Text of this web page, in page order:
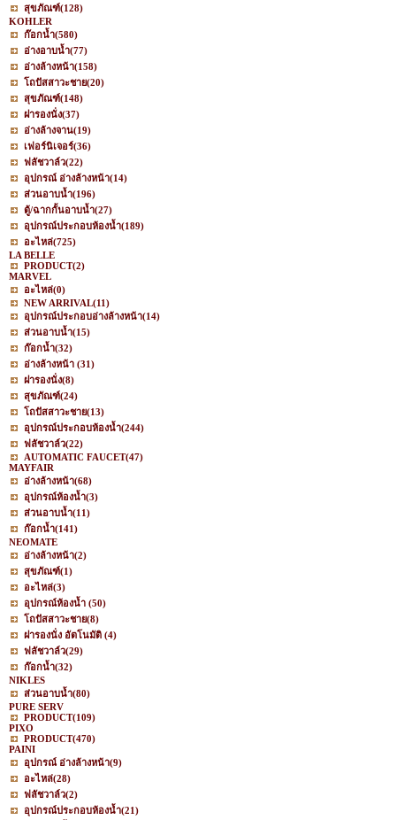
สุขภัณฑ์(128)
KOHLER
ก๊อกน้ำ(580)
อ่างอาบน้ำ(77)
อ่างล้างหน้า(158)
โถปัสสาวะชาย(20)
สุขภัณฑ์(148)
ฝารองนั่ง(37)
อ่างล้างจาน(19)
เฟอร์นิเจอร์(36)
ฟลัชวาล์ว(22)
อุปกรณ์ อ่างล้างหน้า(14)
ส่วนอาบน้ำ(196)
ตู้/ฉากกั้นอาบน้ำ(27)
อุปกรณ์ประกอบห้องน้ำ(189)
อะไหล่(725)
LA BELLE
PRODUCT(2)
MARVEL
อะไหล่(0)
NEW ARRIVAL(11)
อุปกรณ์ประกอบอ่างล้างหน้า(14)
ส่วนอาบน้ำ(15)
ก๊อกน้ำ(32)
อ่างล้างหน้า (31)
ฝารองนั่ง(8)
สุขภัณฑ์(24)
โถปัสสาวะชาย(13)
อุปกรณ์ประกอบห้องน้ำ(244)
ฟลัชวาล์ว(22)
AUTOMATIC FAUCET(47)
MAYFAIR
อ่างล้างหน้า(68)
อุปกรณ์ห้องน้ำ(3)
ส่วนอาบน้ำ(11)
ก๊อกน้ำ(141)
NEOMATE
อ่างล้างหน้า(2)
สุขภัณฑ์(1)
อะไหล่(3)
อุปกรณ์ห้องน้ำ (50)
โถปัสสาวะชาย(8)
ฝารองนั่ง อัตโนมัติ (4)
ฟลัชวาล์ว(29)
ก๊อกน้ำ(32)
NIKLES
ส่วนอาบน้ำ(80)
PURE SERV
PRODUCT(109)
PIXO
PRODUCT(470)
PAINI
อุปกรณ์ อ่างล้างหน้า(9)
อะไหล่(28)
ฟลัชวาล์ว(2)
อุปกรณ์ประกอบห้องน้ำ(21)